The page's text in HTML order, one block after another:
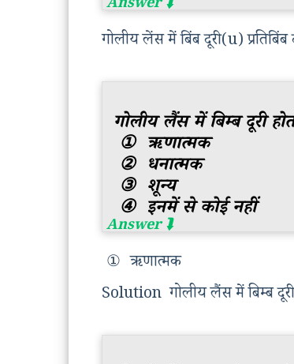
गोलीय लेंस में बिंब दूरी (u)
गोलीय लैंस में बिम्ब दूरी
① ऋणात्मक
② धनात्मक
③ शून्य
④ इनमें से कोई नहीं
① ऋणात्मक
Solution गोलीय लैंस में बिम्ब